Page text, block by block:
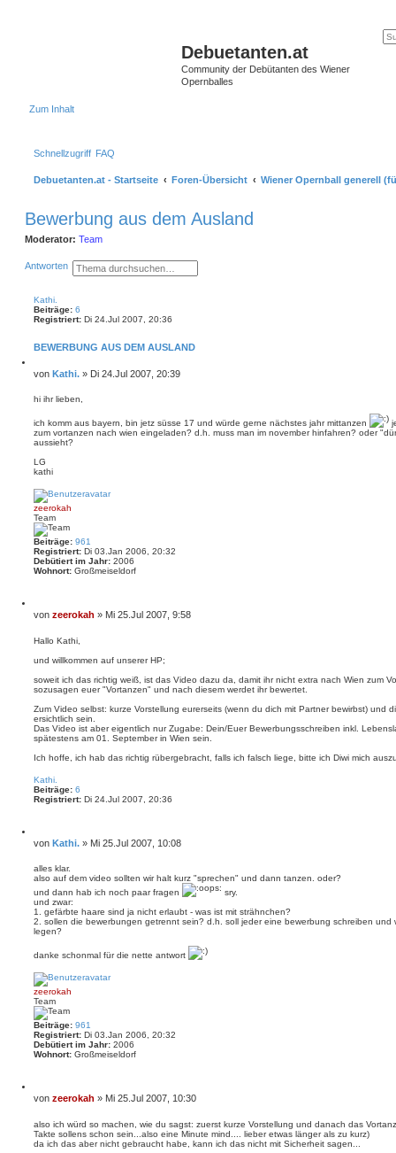
Debuetanten.at
Community der Debütanten des Wiener
Opernballes
Zum Inhalt
Schnellzugriff FAQ
Debuetanten.at - Startseite Foren-Übersicht Wiener Opernball generell
Bewerbung aus dem Ausland
Moderator: Team
Antworten S
u
e
E
r
i
t
t
S
h
Kathi.
Beiträge: 6
Registriert: Di 24.Jul 2007, 20:36
BEWERBUNG AUS DEM AUSLAND
i
e
e
n
B
i
r
a
g
von Kathi. » Di 24.Jul 2007, 20:39
hi ihr lieben,
ich komm aus bayern, bin jetz süsse 17 und würde gerne nächstes jahr mittanzen
zum vortanzen nach wien eingeladen? d.h. muss man im november hinfahren? oder
aussieht?
LG
kathi
a
c
h
o
b
e
n
zeerokah
Team
Beiträge: 961
Registriert: Di 03.Jan 2006, 20:32
Debütiert im Jahr: 2006
Wohnort: Großmeiseldorf
i
e
e
B
i
r
g
von zeerokah » Mi 25.Jul 2007, 9:58
Hallo Kathi,
und willkommen auf unserer HP;
soweit ich das richtig weiß, ist das Video dazu da, damit ihr nicht extra nach Wien zum
sozusagen euer "Vortanzen" und nach diesem werdet ihr bewertet.
Zum Video selbst: kurze Vorstellung eurerseits (wenn du dich mit Partner bewirbst) und
ersichtlich sein.
Das Video ist aber eigentlich nur Zugabe: Dein/Euer Bewerbungsschreiben inkl.
spätestens am 01. September in Wien sein.
Ich hoffe, ich hab das richtig rübergebracht, falls ich falsch liege, bitte ich Diwi mich
a
c
h
o
Kathi.
Beiträge: 6
Registriert: Di 24.Jul 2007, 20:36
i
e
r
e
n
B
i
t
r
a
g
von Kathi. » Mi 25.Jul 2007, 10:08
alles klar.
also auf dem video sollten wir halt kurz "sprechen" und dann tanzen. oder?
und dann hab ich noch paar fragen
sry.
und zwar:
1. gefärbte haare sind ja nicht erlaubt - was ist mit strähnchen?
2. sollen die bewerbungen getrennt sein? d.h. soll jeder eine bewerbung schreiben und
legen?
danke schonmal für die nette antwort
a
c
h
o
b
e
n
zeerokah
Team
Beiträge: 961
Registriert: Di 03.Jan 2006, 20:32
Debütiert im Jahr: 2006
Wohnort: Großmeiseldorf
i
e
r
e
B
t
r
von zeerokah » Mi 25.Jul 2007, 10:30
also ich würd so machen, wie du sagst: zuerst kurze Vorstellung und danach das
Takte sollens schon sein...also eine Minute mind.... lieber etwas länger als zu kurz)
da ich das aber nicht gebraucht habe, kann ich das nicht mit Sicherheit sagen...